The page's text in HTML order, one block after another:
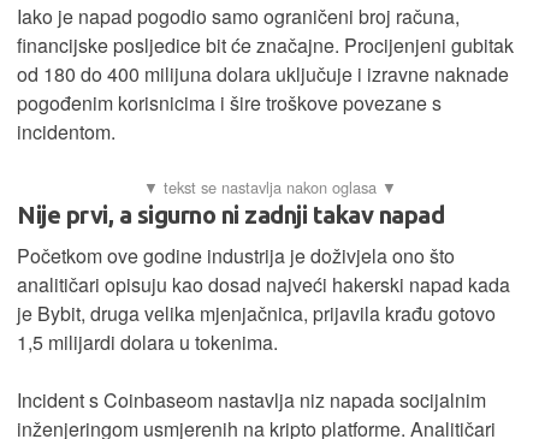
Iako je napad pogodio samo ograničeni broj računa,
financijske posljedice bit će značajne. Procijenjeni gubitak
od 180 do 400 milijuna dolara uključuje i izravne naknade
pogođenim korisnicima i šire troškove povezane s
incidentom.
Nije prvi, a sigurno ni zadnji takav napad
Početkom ove godine industrija je doživjela ono što
analitičari opisuju kao dosad najveći hakerski napad kada
je Bybit, druga velika mjenjačnica, prijavila krađu gotovo
1,5 milijardi dolara u tokenima.
Incident s Coinbaseom nastavlja niz napada socijalnim
inženjeringom usmjerenih na kripto platforme. Analitičari